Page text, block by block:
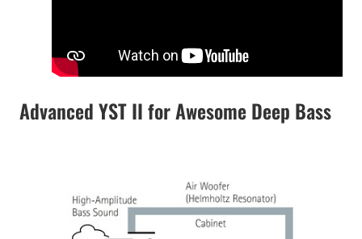
Advanced YST II for Awesome Deep Bass